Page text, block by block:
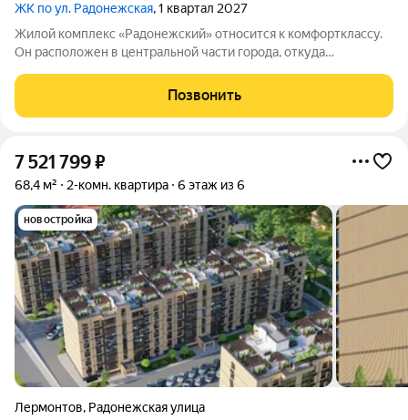
ЖК по ул. Радонежская, 1 квартал 2027
Жилой комплекс «Радонежский» относится к комфортклассу.
Он расположен в центральной части города, откуда
Бештау, Шелудивую и Кавказский хребет. Город, где находится
комплекс, входит в особо
Позвонить
7 521 799₽
68,4 м² 2-комн. квартира 6 этаж из 6
новостройка
Лермонтов, Радонежская улица